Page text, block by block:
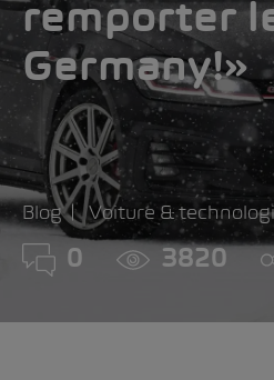
remporter
Germany!»
Blog Voiture &
0 3820